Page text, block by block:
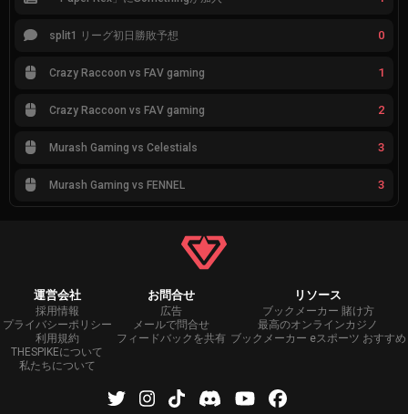
split1 リーグ初日勝敗予想 0
Crazy Raccoon vs FAV gaming 1
Crazy Raccoon vs FAV gaming 2
Murash Gaming vs Celestials 3
Murash Gaming vs FENNEL 3
運営会社
採用情報
プライバシーポリシー
利用規約
THESPIKEについて
私たちについて
お問合せ
広告
メールで問合せ
フィードバックを共有
リソース
ブックメーカー 賭け方
最高のオンラインカジノ
ブックメーカー eスポーツ おすすめ